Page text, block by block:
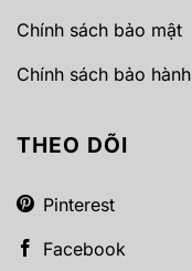
Chính sách bảo mật
Chính sách bảo hành
THEO DÕI
Pinterest
Facebook